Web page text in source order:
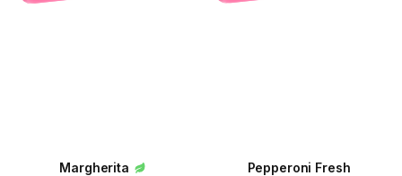
Margherita Pepperoni Fresh